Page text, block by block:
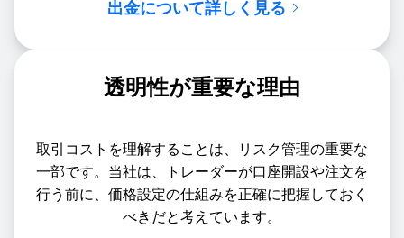
出金について詳しく見る
透明性が重要な理由
取引コストを理解することは、リスク管理の重要な
一部です。当社は、トレーダーが口座開設や注文を
行う前に、価格設定の仕組みを正確に把握しておく
べきだと考えています。